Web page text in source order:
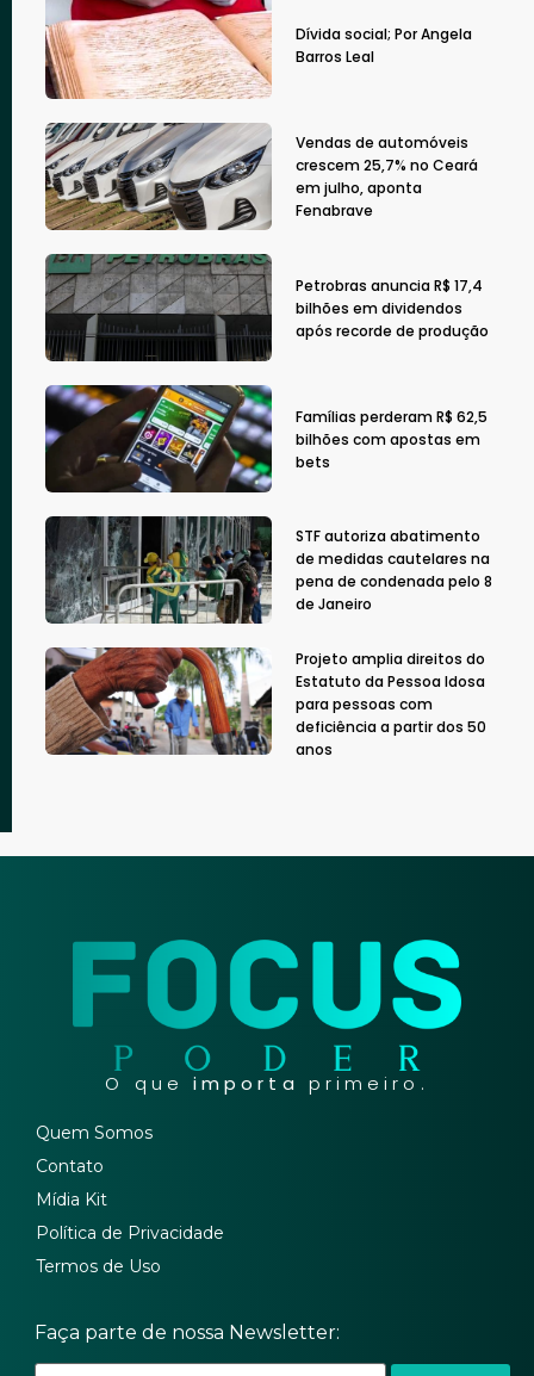
Dívida social; Por Angela
Barros Leal
Vendas de automóveis
crescem 25,7% no Ceará
em julho, aponta
Fenabrave
Petrobras anuncia R$ 17,4
bilhões em dividendos
após recorde de produção
Famílias perderam R$ 62,5
bilhões com apostas em
bets
STF autoriza abatimento
de medidas cautelares na
pena de condenada pelo 8
de Janeiro
Projeto amplia direitos do
Estatuto da Pessoa Idosa
para pessoas com
deficiência a partir dos 50
anos
O que importa primeiro.
Quem Somos
Contato
Mídia Kit
Política de Privacidade
Termos de Uso
Faça parte de nossa Newsletter: